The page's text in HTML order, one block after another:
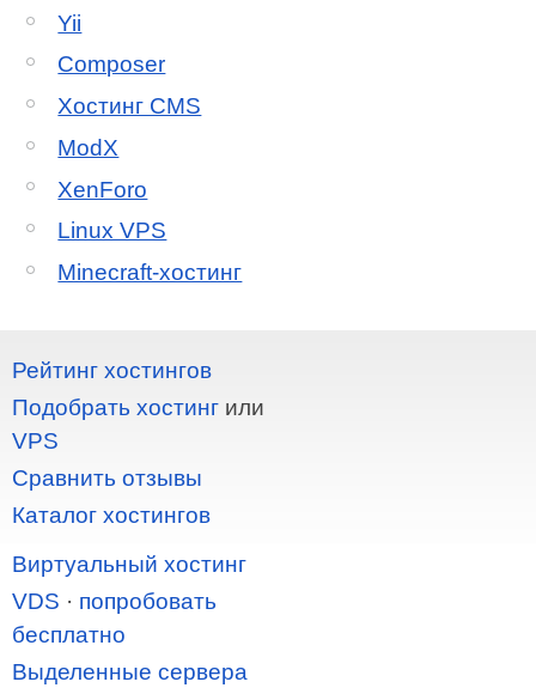
Yii
Composer
Хостинг CMS
ModX
XenForo
Linux VPS
Minecraft-хостинг
Рейтинг хостингов
Подобрать хостинг или
VPS
Сравнить отзывы
Каталог хостингов
Виртуальный хостинг
VDS · попробовать
бесплатно
Выделенные сервера